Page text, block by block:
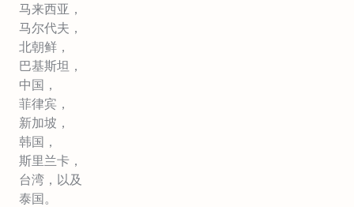
马来西亚，
马尔代夫，
北朝鲜，
巴基斯坦，
中国，
菲律宾，
新加坡，
韩国，
斯里兰卡，
台湾，以及
泰国。